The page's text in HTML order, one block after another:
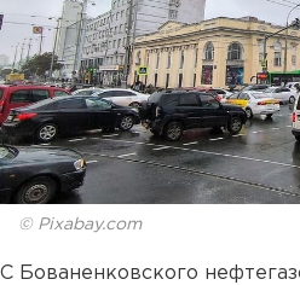
© Pixabay.com
С Бованенковского